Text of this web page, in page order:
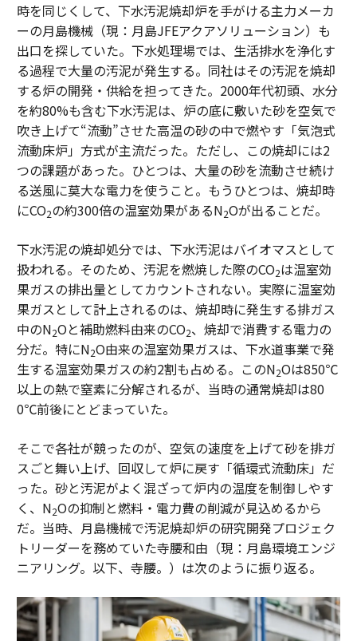
時を同じくして、下水汚泥焼却炉を手がける主力メーカ
ーの月島機械（現：月島JFEアクアソリューション）も
出口を探していた。下水処理場では、生活排水を浄化す
る過程で大量の汚泥が発生する。同社はその汚泥を焼却
する炉の開発・供給を担ってきた。2000年代初頭、水分
を約80%も含む下水汚泥は、炉の底に敷いた砂を空気で
吹き上げて“流動”させた高温の砂の中で燃やす「気泡式
流動床炉」方式が主流だった。ただし、この焼却には2
つの課題があった。ひとつは、大量の砂を流動させ続け
る送風に莫大な電力を使うこと。もうひとつは、焼却時
にCO2の約300倍の温室効果があるN2Oが出ることだ。
下水汚泥の焼却処分では、下水汚泥はバイオマスとして
扱われる。そのため、汚泥を燃焼した際のCO2は温室効
果ガスの排出量としてカウントされない。実際に温室効
果ガスとして計上されるのは、焼却時に発生する排ガス
中のN2Oと補助燃料由来のCO2、焼却で消費する電力の
分だ。特にN2O由来の温室効果ガスは、下水道事業で発
生する温室効果ガスの約2割も占める。このN2Oは850℃
以上の熱で窒素に分解されるが、当時の通常焼却は80
0℃前後にとどまっていた。
そこで各社が競ったのが、空気の速度を上げて砂を排ガ
スごと舞い上げ、回収して炉に戻す「循環式流動床」だ
った。砂と汚泥がよく混ざって炉内の温度を制御しやす
く、N2Oの抑制と燃料・電力費の削減が見込めるから
だ。当時、月島機械で汚泥焼却炉の研究開発プロジェク
トリーダーを務めていた寺腰和由（現：月島環境エンジ
ニアリング。以下、寺腰。）は次のように振り返る。